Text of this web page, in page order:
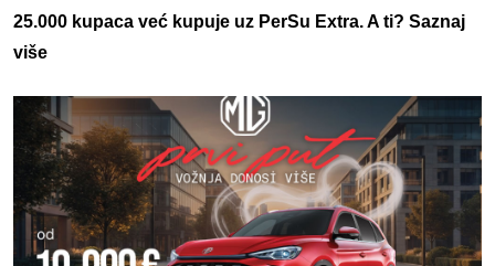
25.000 kupaca već kupuje uz PerSu Extra. A ti? Saznaj
više